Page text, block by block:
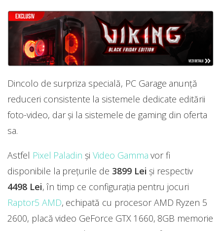
Dincolo de surpriza specială, PC Garage anunță
reduceri consistente la sistemele dedicate editării
foto-video, dar și la sistemele de gaming din oferta
sa.
Astfel Pixel Paladin și Video Gamma vor fi
disponibile la prețurile de 3899 Lei și respectiv
4498 Lei, în timp ce configurația pentru jocuri
Raptor5 AMD, echipată cu procesor AMD Ryzen 5
2600, placă video GeForce GTX 1660, 8GB memorie